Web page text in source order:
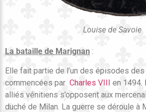
Louise de Savoie
La bataille de Marignan :
Elle fait partie de l’un des épisodes des
commencées par Charles VIII en 1494.
alliés vénitiens s’opposent aux
duché de Milan. La guerre se déroule à